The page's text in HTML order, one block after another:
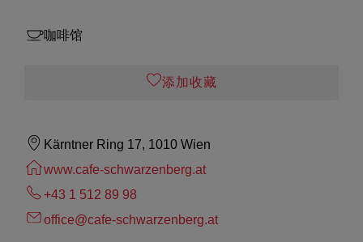
咖啡馆
添加收藏
Kärntner Ring 17, 1010 Wien
www.cafe-schwarzenberg.at
+43 1 512 89 98
office@cafe-schwarzenberg.at